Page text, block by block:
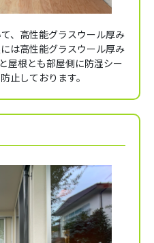
、高性能グラスウール厚み
は高性能グラスウール厚み
屋根とも部屋側に防湿シー
止しております。